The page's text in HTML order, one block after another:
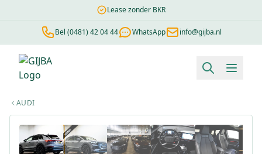
Lease zonder BKR
Bel (0481) 42 04 44 WhatsApp info@gijba.nl
Financial lease berekenen
AUDI